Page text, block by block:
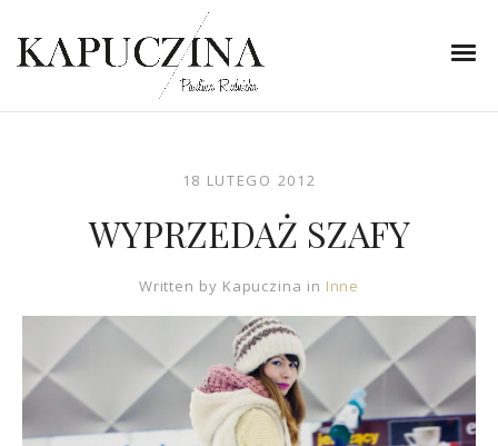
18 LUTEGO 2012
WYPRZEDAŻ SZAFY
Written by Kapuczina in Inne